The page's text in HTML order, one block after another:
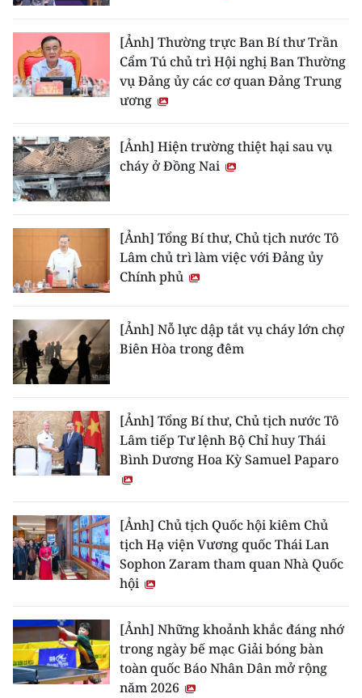
[Ảnh] Thường trực Ban Bí thư Trần
Cẩm Tú chủ trì Hội nghị Ban Thường
vụ Đảng ủy các cơ quan Đảng Trung
ương
[Ảnh] Hiện trường thiệt hại sau vụ
cháy ở Đồng Nai
[Ảnh] Tổng Bí thư, Chủ tịch nước Tô
Lâm chủ trì làm việc với Đảng ủy
Chính phủ
[Ảnh] Nỗ lực dập tắt vụ cháy lớn chợ
Biên Hòa trong đêm
[Ảnh] Tổng Bí thư, Chủ tịch nước Tô
Lâm tiếp Tư lệnh Bộ Chỉ huy Thái
Bình Dương Hoa Kỳ Samuel Paparo
[Ảnh] Chủ tịch Quốc hội kiêm Chủ
tịch Hạ viện Vương quốc Thái Lan
Sophon Zaram tham quan Nhà Quốc
hội
[Ảnh] Những khoảnh khắc đáng nhớ
trong ngày bế mạc Giải bóng bàn
toàn quốc Báo Nhân Dân mở rộng
năm 2026